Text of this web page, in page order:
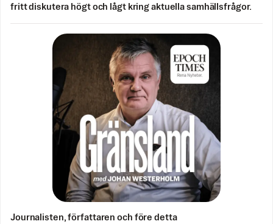
fritt diskutera högt och lågt kring aktuella samhällsfrågor.
Journalisten, författaren och före detta